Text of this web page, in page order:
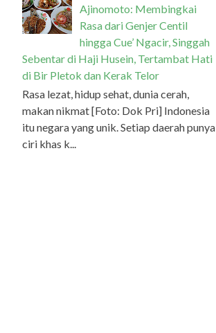
Ajinomoto: Membingkai
Rasa dari Genjer Centil
hingga Cue’ Ngacir, Singgah
Sebentar di Haji Husein, Tertambat Hati
di Bir Pletok dan Kerak Telor
Rasa lezat, hidup sehat, dunia cerah,
makan nikmat [Foto: Dok Pri] Indonesia
itu negara yang unik. Setiap daerah punya
ciri khas k...